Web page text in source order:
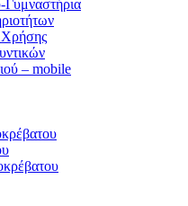
Γυμναστήρια
Χρήσης
– mobile